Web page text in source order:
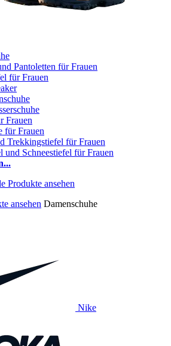
Pantoletten für Frauen
für Frauen
Frauen
für Frauen
Trekkingstiefel für Frauen
und Schneestiefel für Frauen
ansehen Damenschuhe
Nike